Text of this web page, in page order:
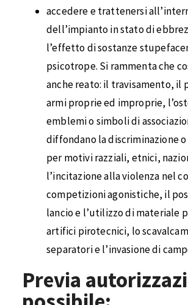
accedere e trattenersi
dell’impianto in stato di
l’effetto di sostanze
psicotrope. Si rammenta che
anche reato: il travisamento, il
armi proprie ed improprie,
emblemi o simboli di
diffondano la discriminazione
per motivi razziali, etnici,
l’incitazione alla violenza nel
competizioni agonistiche, il
lancio e l’utilizzo di materiale
artifici pirotecnici, lo
separatori e l’invasione di
Previa